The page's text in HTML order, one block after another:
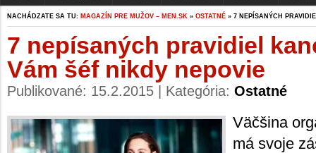
NACHÁDZATE SA TU: MAGAZÍN PRE MUŽOV – MEN.SK » OSTATNÉ » 7 NEPÍSANÝCH
7 nepísaných pravidiel
Vám šéf nikdy nepovie
Publikované: 15.2.2015 | Kategória: Ostatné
Väčšina
má svoje